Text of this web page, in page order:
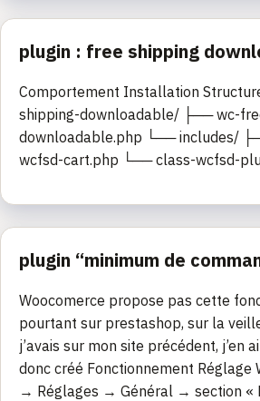
plugin : free shipping
Comportement Installation
shipping-downloadable/ ├── wc-
downloadable.php └── includes/
wcfsd-cart.php └── class-wcfsd-
plugin “minimum de
Woocomerce propose pas cette
pourtant sur prestashop, sur la
j’avais sur mon site précédent, j’en
donc créé Fonctionnement Réglage
→ Réglages → Général → section «